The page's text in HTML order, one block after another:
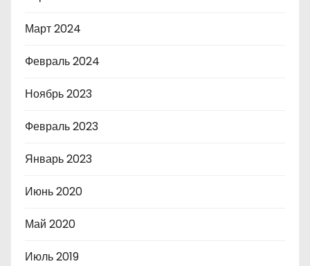
Март 2024
Февраль 2024
Ноябрь 2023
Февраль 2023
Январь 2023
Июнь 2020
Май 2020
Июль 2019